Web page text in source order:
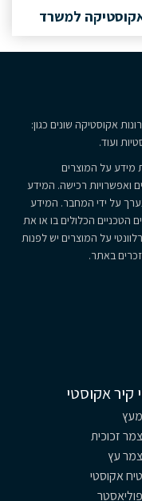
למשרד
אקוסטיקה שונים כגון:
ועוד.
מידע על המוצרים
ואפשרויות רכישה. המידע
על ידי המחבר. המידע
הטכניים הכלולים בו או את
על המוצרים יש לפנות
באתר.
קיר אקוסטי
מעץ
צמר זכוכית
צמר עץ
טיח אקוסטי
פוליאסטר